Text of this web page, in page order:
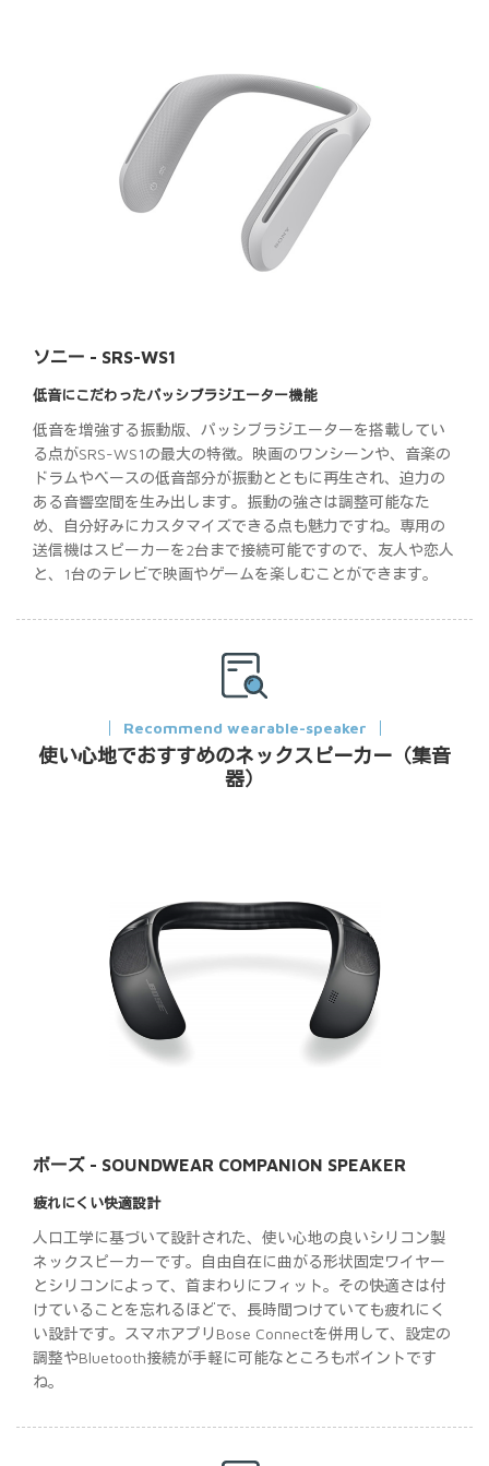
ソニー - SRS-WS1
低音にこだわったパッシブラジエーター機能
低音を増強する振動版、パッシブラジエーターを搭載してい
る点がSRS-WS1の最大の特徴。映画のワンシーンや、音楽の
ドラムやベースの低音部分が振動とともに再生され、迫力の
ある音響空間を生み出します。振動の強さは調整可能なた
め、自分好みにカスタマイズできる点も魅力ですね。専用の
送信機はスピーカーを2台まで接続可能ですので、友人や恋人
と、1台のテレビで映画やゲームを楽しむことができます。
Recommend wearable-speaker
使い心地でおすすめのネックスピーカー（集音
器）
ボーズ - SOUNDWEAR COMPANION SPEAKER
疲れにくい快適設計
人口工学に基づいて設計された、使い心地の良いシリコン製
ネックスピーカーです。自由自在に曲がる形状固定ワイヤー
とシリコンによって、首まわりにフィット。その快適さは付
けていることを忘れるほどで、長時間つけていても疲れにく
い設計です。スマホアプリBose Connectを併用して、設定の
調整やBluetooth接続が手軽に可能なところもポイントです
ね。